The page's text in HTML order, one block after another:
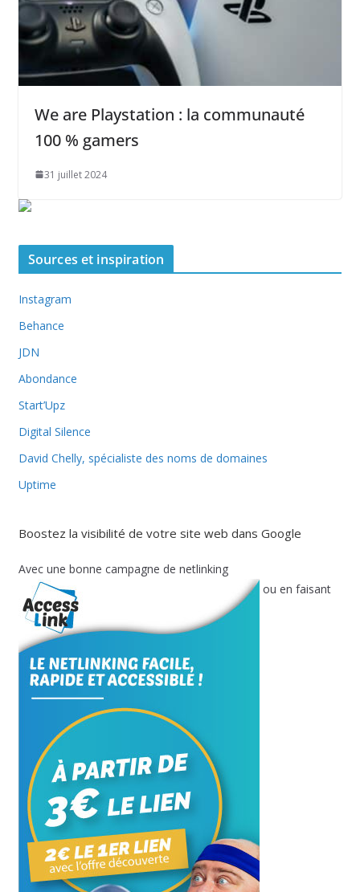
We are Playstation : la communauté
100 % gamers
31 juillet 2024
Sources et inspiration
Instagram
Behance
JDN
Abondance
Start’Upz
Digital Silence
David Chelly, spécialiste des noms de domaines
Uptime
Boostez la visibilité de votre site web dans Google
Avec une bonne campagne de netlinking
ou en faisant